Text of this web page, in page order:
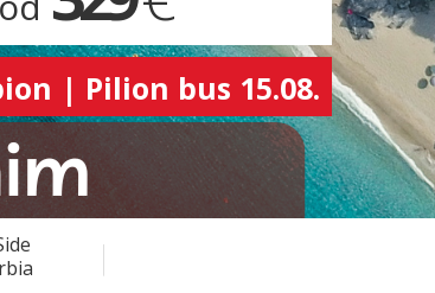
| Pilion bus 15.08.